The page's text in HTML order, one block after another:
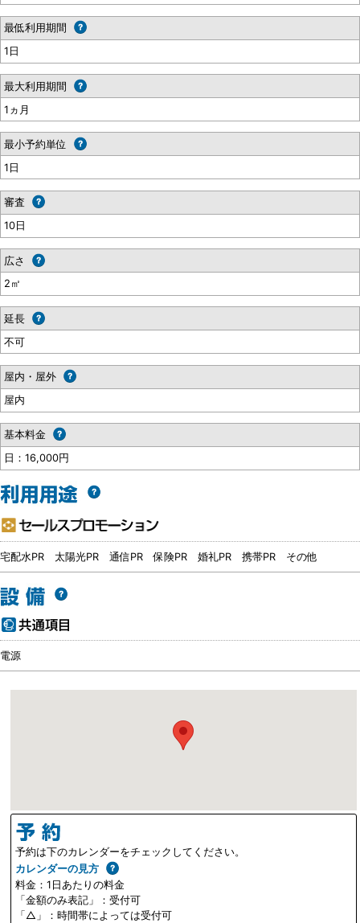
最低利用期間
1日
最大利用期間
1ヵ月
最小予約単位
1日
審査
10日
広さ
2㎡
延長
不可
屋内・屋外
屋内
基本料金
日：16,000円
宅配水PR 太陽光PR 通信PR 保険PR 婚礼PR 携帯PR その他
電源
予約は下のカレンダーをチェックしてください。
カレンダーの見方
料金：1日あたりの料金
「金額のみ表記」：受付可
「△」：時間帯によっては受付可